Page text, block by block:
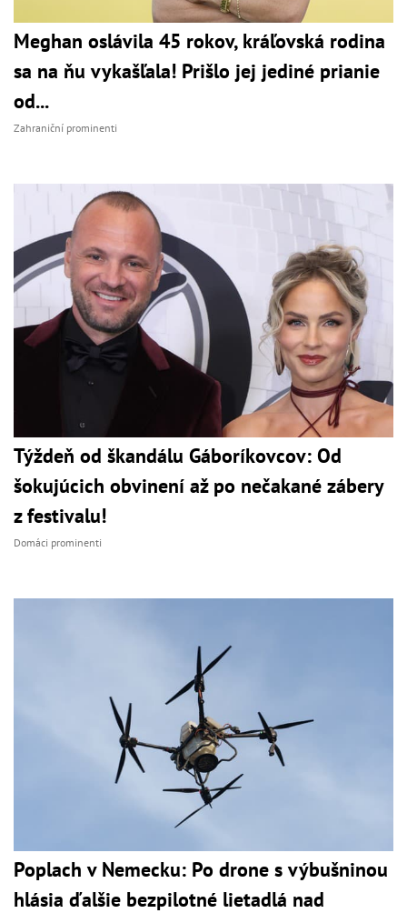
Meghan oslávila 45 rokov, kráľovská rodina
sa na ňu vykašľala! Prišlo jej jediné prianie
od...
Zahraniční prominenti
Týždeň od škandálu Gáboríkovcov: Od
šokujúcich obvinení až po nečakané zábery
z festivalu!
Domáci prominenti
Poplach v Nemecku: Po drone s výbušninou
hlásia ďalšie bezpilotné lietadlá nad